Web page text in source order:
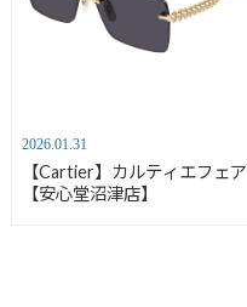
2026.01.31
【Cartier】カルティエフェア
【安心堂沼津店】